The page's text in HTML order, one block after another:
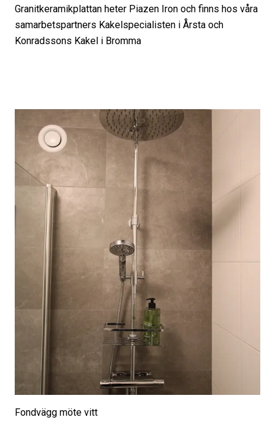
Granitkeramikplattan heter Piazen Iron och finns hos våra
samarbetspartners Kakelspecialisten i Årsta och
Konradssons Kakel i Bromma
Fondvägg möte vitt